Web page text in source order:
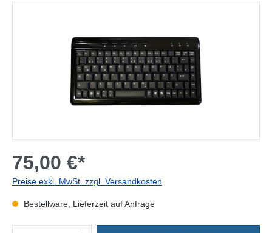
75,00 €*
Preise exkl. MwSt. zzgl. Versandkosten
Bestellware, Lieferzeit auf Anfrage